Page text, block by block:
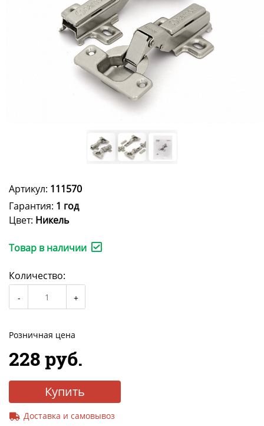
Артикул: 111570
Гарантия: 1 год
Цвет: Никель
Товар в наличии
Количество:
Розничная цена
228 руб.
Купить
Доставка и самовывоз